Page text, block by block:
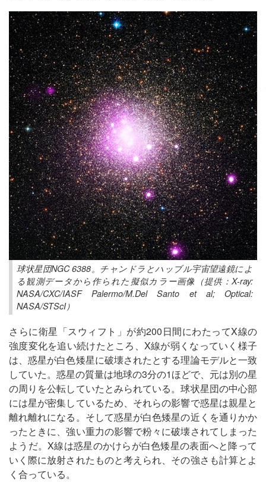
球状星団NGC 6388。チャンドラとハッブル宇宙望遠鏡によ
る観測データから作られた擬似カラー画像（提供：X-ray:
NASA/CXC/IASF Palermo/M.Del Santo et al; Optical:
NASA/STScI）
さらに衛星「スウィフト」が約200日間にわたってX線の
強度変化を追い続けたところ、X線が弱くなっていく様子
は、惑星が白色矮星に破壊されたとする理論モデルと一致
していた。惑星の質量は地球の3分の1ほどで、元は別の星
の周りを公転していたとみられている。球状星団の中心部
には星が密集しているため、それらの影響で惑星は親星と
離れ離れになる。そして惑星が白色矮星の近くを通りかか
ったときに、強い重力の影響で粉々に破壊されてしまった
ようだ。X線は惑星のかけらが白色矮星の表面へと降って
いく際に放射されたものと考えられ、その強さも計算とよ
く合っている。